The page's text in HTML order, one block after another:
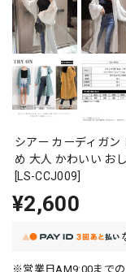
シアー カーディガン
め 大人 かわいい お
[LS-CCJ009]
¥2,600
※営業日AM9:00までの